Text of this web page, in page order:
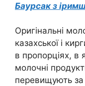
Баурсак з
Оригінальні
казахської і
в пропорціях, в
молочні
перевищують